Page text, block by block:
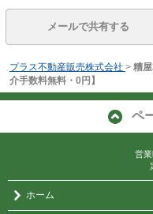
メールで共有する
プラス不動産販売株式会社 > 糟
介手数料無料・0円】
ペ
営
ホーム